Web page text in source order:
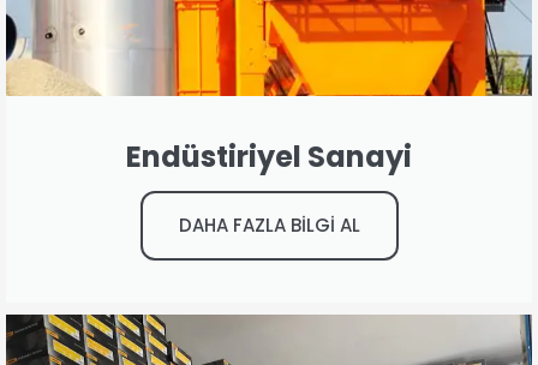
Endüstiriyel Sanayi
DAHA FAZLA BİLGİ AL